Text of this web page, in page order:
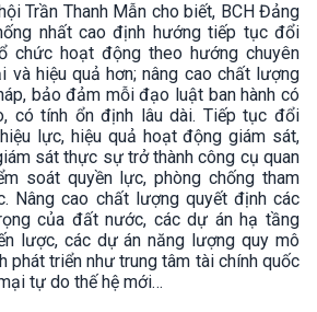
Trần Thanh Mẫn cho biết, BCH Đảng
nhất cao định hướng tiếp tục đổi
chức hoạt động theo hướng chuyên
và hiệu quả hơn; nâng cao chất lượng
bảo đảm mỗi đạo luật ban hành có
có tính ổn định lâu dài. Tiếp tục đổi
lực, hiệu quả hoạt động giám sát,
sát thực sự trở thành công cụ quan
soát quyền lực, phòng chống tham
Nâng cao chất lượng quyết định các
của đất nước, các dự án hạ tầng
lược, các dự án năng lượng quy mô
phát triển như trung tâm tài chính quốc
tự do thế hệ mới…